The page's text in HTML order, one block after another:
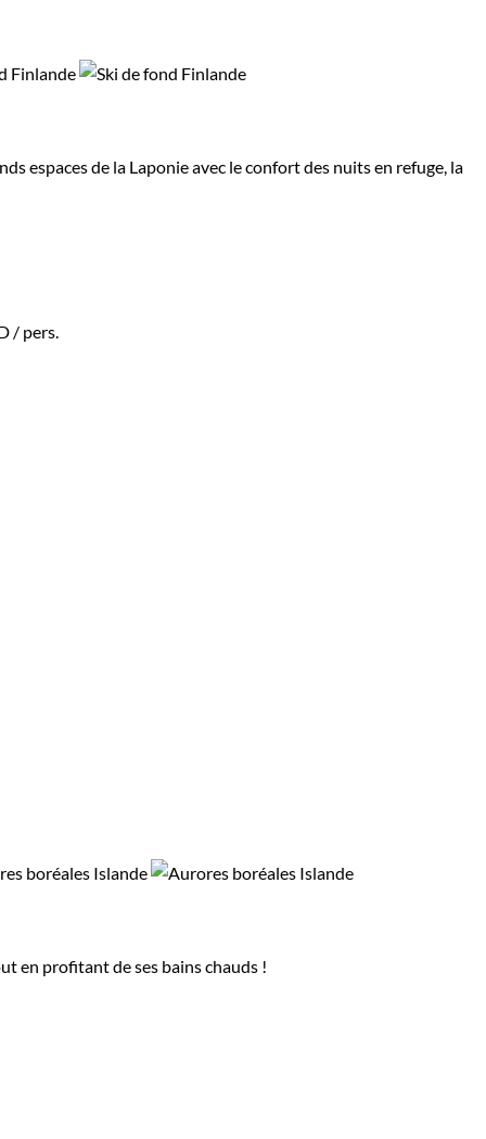
espaces de la Laponie avec le confort des nuits en refuge, la
/ pers.
en profitant de ses bains chauds !